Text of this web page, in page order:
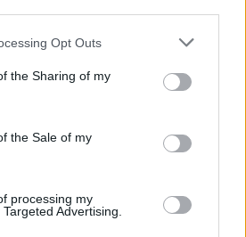
Opt Outs
the Sharing of my
the Sale of my
processing my
Advertising.
ale należy przy tym
by nie przekroczyć cienkiej
nie prowadzi do niczego